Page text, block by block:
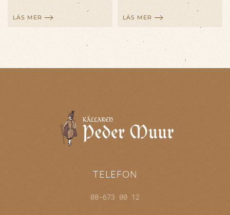
LÄS MER LÄS MER
TELEFON
08-673 00 12